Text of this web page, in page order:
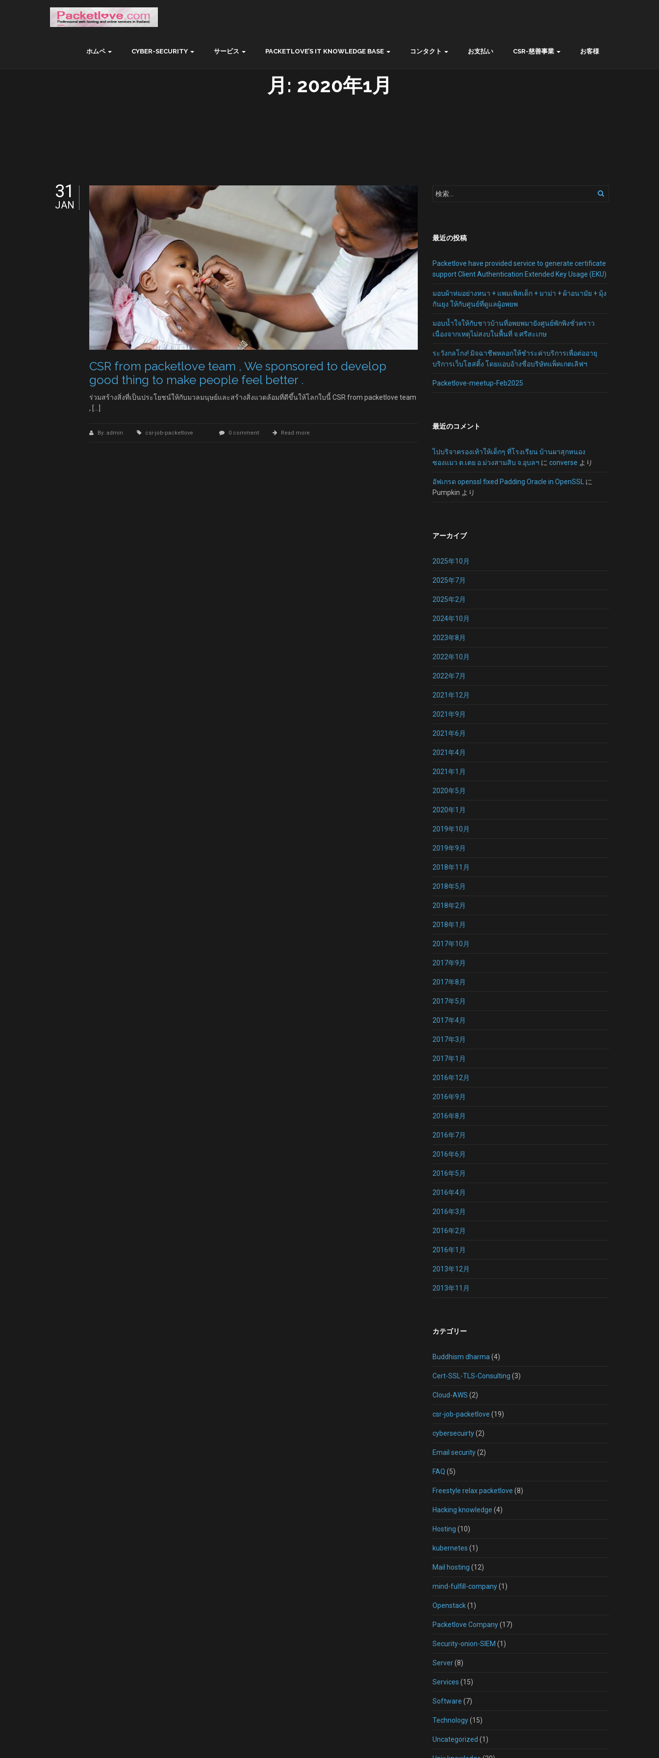
ホムペ CYBER-SECURITY サービス PACKETLOVE’S IT KNOWLEDGE BASE コンタクト お支払い CSR-慈善事業 お客様
月: 2020年1月
CSR from packetlove team , We sponsored to develop
good thing to make people feel better .
31
JAN
ร่วมสร้างสิ่งที่เป็นประโยชน์ให้กับมวลมนุษย์และสร้างสิ่งแวดล้อมที่ดีขึ้นให้โลกใบนี้ CSR from packetlove team
, […]
By: admin csr-job-packetlove 0 comment Read more
最近の投稿
Packetlove have provided service to generate certificate
support Client Authentication Extended Key Usage (EKU)
มอบผ้าห่มอย่างหนา + แพมเพิสเด็ก + มาม่า + ผ้าอนามัย + มุ้ง
กันยุง ให้กับศูนย์ที่ดูแลผู้อพยพ
มอบน้ำใจให้กับชาวบ้านที่อพยพมายังศูนย์พักพิงชั่วคราว
เนื่องจากเหตุไม่สงบในพื้นที่ จ.ศรีสะเกษ
ระวังกลโกง! มิจฉาชีพหลอกให้ชำระค่าบริการเพื่อต่ออายุ
บริการเว็บโฮสติ้ง โดยแอบอ้างชื่อบริษัทแพ็คเกตเลิฟฯ
Packetlove-meetup-Feb2025
最近のコメント
ไปบริจาครองเท้าให้เด็กๆ ที่โรงเรียน บ้านผาสุกหนอง
ซองแมว ต.เตย อ.ม่วงสามสิบ จ.อุบลฯ に converse より
อัฟเกรด openssl fixed Padding Oracle in OpenSSL
に
Pumpkin より
アーカイブ
2025年10月
2025年7月
2025年2月
2024年10月
2023年8月
2022年10月
2022年7月
2021年12月
2021年9月
2021年6月
2021年4月
2021年1月
2020年5月
2020年1月
2019年10月
2019年9月
2018年11月
2018年5月
2018年2月
2018年1月
2017年10月
2017年9月
2017年8月
2017年5月
2017年4月
2017年3月
2017年1月
2016年12月
2016年9月
2016年8月
2016年7月
2016年6月
2016年5月
2016年4月
2016年3月
2016年2月
2016年1月
2013年12月
2013年11月
カテゴリー
Buddhism dharma (4)
Cert-SSL-TLS-Consulting (3)
Cloud-AWS (2)
csr-job-packetlove (19)
cybersecuirty(2)
Email security(2)
FAQ (5)
Freestyle relax packetlove (8)
Hacking knowledge (4)
Hosting (10)
kubernetes (1)
Mail hosting (12)
mind-fulfill-company(1)
Openstack(1)
Packetlove Company(17)
Security-onion-SIEM (1)
Server(8)
Services (15)
Software (7)
Technology(15)
Uncategorized (1)